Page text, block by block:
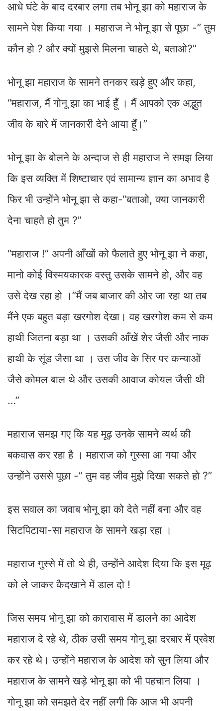
आधे घंटे के बाद दरबार लगा तब भोनू झा को महाराज के
सामने पेश किया गया । महाराज ने भोनू झा से पूछा -” तुम
कौन हो ? और क्यों मुझसे मिलना चाहते थे, बताओ?”
भोनू झा महाराज के सामने तनकर खड़े हुए और कहा,
“महाराज, मैं गोनू झा का भाई हूँ । मैं आपको एक अद्भुत
जीव के बारे में जानकारी देने आया हूँ।”
भोनू झा के बोलने के अन्दाज से ही महाराज ने समझ लिया
कि इस व्यक्ति में शिष्टाचार एवं सामान्य ज्ञान का अभाव है
फिर भी उन्होंने भोनू झा से कहा-“बताओ, क्या जानकारी
देना चाहते हो तुम ?”
“महाराज !” अपनी आँखों को फैलाते हुए भोनू झा ने कहा,
मानो कोई विस्मयकारक वस्तु उसके सामने हो, और वह
उसे देख रहा हो ।”मैं जब बाजार की ओर जा रहा था तब
मैंने एक बहुत बड़ा खरगोश देखा। वह खरगोश कम से कम
हाथी जितना बड़ा था । उसकी आँखें शेर जैसी और नाक
हाथी के सूंड जैसा था । उस जीव के सिर पर कन्याओं
जैसे कोमल बाल थे और उसकी आवाज कोयल जैसी थी
…”
महाराज समझ गए कि यह मूढ़ उनके सामने व्यर्थ की
बकवास कर रहा है । महाराज को गुस्सा आ गया और
उन्होंने उससे पूछा -” तुम वह जीव मुझे दिखा सकते हो ?”
इस सवाल का जवाब भोनू झा को देते नहीं बना और वह
सिटपिटाया-सा महाराज के सामने खड़ा रहा ।
महाराज गुस्से में तो थे ही, उन्होंने आदेश दिया कि इस मूढ़
को ले जाकर कैदखाने में डाल दो !
जिस समय भोनू झा को कारावास में डालने का आदेश
महाराज दे रहे थे, ठीक उसी समय गोनू झा दरबार में प्रवेश
कर रहे थे। उन्होंने महाराज के आदेश को सुन लिया और
महाराज के सामने खड़े भोनू झा को भी पहचान लिया ।
गोनू झा को समझते देर नहीं लगी कि आज भी अपनी